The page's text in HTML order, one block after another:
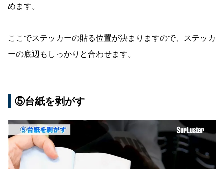
めます。
ここでステッカーの貼る位置が決まりますので、ステッカ
ーの底辺もしっかりと合わせます。
⑤台紙を剥がす